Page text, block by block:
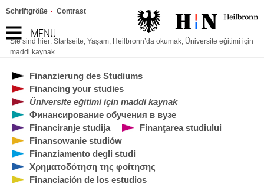
MENU
Schriftgröße Contrast
Sie sind hier: Startseite, Yaşam, Heilbronn’da okumak, Üniversite eğitimi için
maddi kaynak
Finanzierung des Studiums
Financing your studies
Üniversite eğitimi için maddi kaynak
Финансирование обучения в вузе
Financiranje studija
Finanţarea studiului
Finansowanie studiów
Finanziamento degli studi
Χρηματοδότηση της φοίτησης
Financiación de los estudios